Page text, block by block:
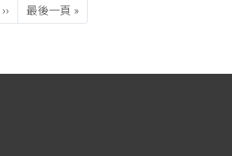
下一頁
›› Last page
最後一頁 »